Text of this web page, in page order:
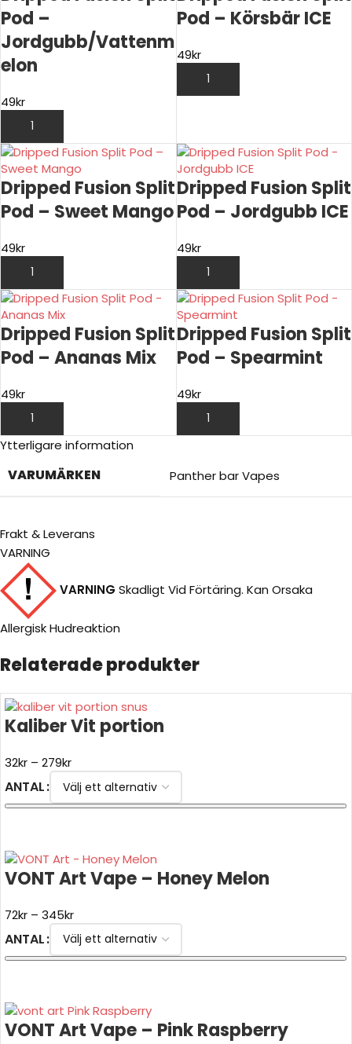
Pod –
Jordgubb/Vattenm
elon
49kr
LÄGG TILL I VARUKORG
Pod – Körsbär ICE
49kr
LÄGG TILL I VARUKORG
Dripped Fusion Split
Pod – Sweet Mango
49kr
LÄGG TILL I VARUKORG
Dripped Fusion Split
Pod – Jordgubb ICE
49kr
LÄGG TILL I VARUKORG
Dripped Fusion Split
Pod – Ananas Mix
49kr
LÄGG TILL I VARUKORG
Dripped Fusion Split
Pod – Spearmint
49kr
LÄGG TILL I VARUKORG
Ytterligare information
VARUMÄRKEN Panther bar Vapes
Frakt & Leverans
VARNING
VARNING Skadligt Vid Förtäring. Kan Orsaka
Allergisk Hudreaktion
Relaterade produkter
Kaliber Vit portion
32kr – 279kr
ANTAL
VONT Art Vape – Honey Melon
72kr – 345kr
ANTAL
VONT Art Vape – Pink Raspberry